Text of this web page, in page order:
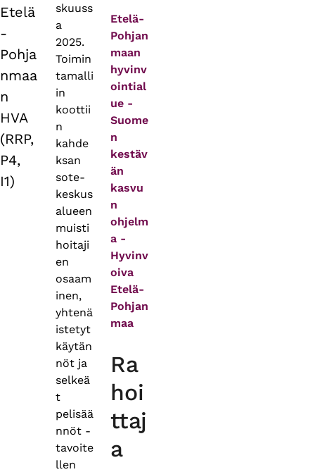
Etelä
-
Pohja
nmaa
n
HVA
(RRP,
P4,
I1)
skuuss
a
2025.
Toimin
tamalli
in
koottii
n
kahde
ksan
sote-
keskus
alueen
muisti
hoitaji
en
osaam
inen,
yhtenä
istetyt
käytän
nöt ja
selkeä
t
pelisää
nnöt -
tavoite
llen
Etelä-
Pohjan
maan
hyvinv
ointial
ue -
Suome
n
kestäv
än
kasvu
n
ohjelm
a -
Hyvinv
oiva
Etelä-
Pohjan
maa
Ra
hoi
ttaj
a